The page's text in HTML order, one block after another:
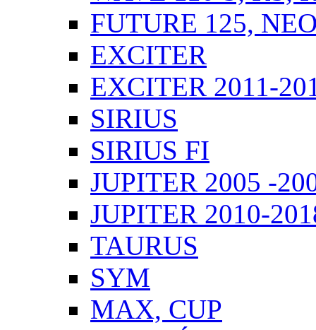
FUTURE 125,
EXCITER
EXCITER 2011-
SIRIUS
SIRIUS FI
JUPITER 2005 -
JUPITER 2010-
TAURUS
SYM
MAX, CUP